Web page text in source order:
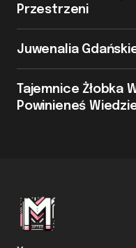
Przestrzeni
Juwenalia
Tajemnice Żłobka
Powinieneś